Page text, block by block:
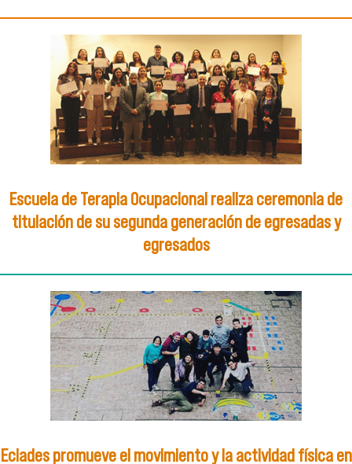
Escuela de Terapia Ocupacional realiza ceremonia de
titulación de su segunda generación de egresadas y
egresados
Eciades promueve el movimiento y la actividad física en